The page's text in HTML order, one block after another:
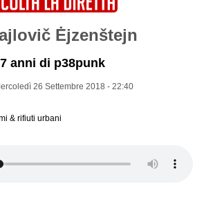
Ėjzenštejn
anni di p38punk
26 Settembre 2018 - 22:40
& rifiuti urbani